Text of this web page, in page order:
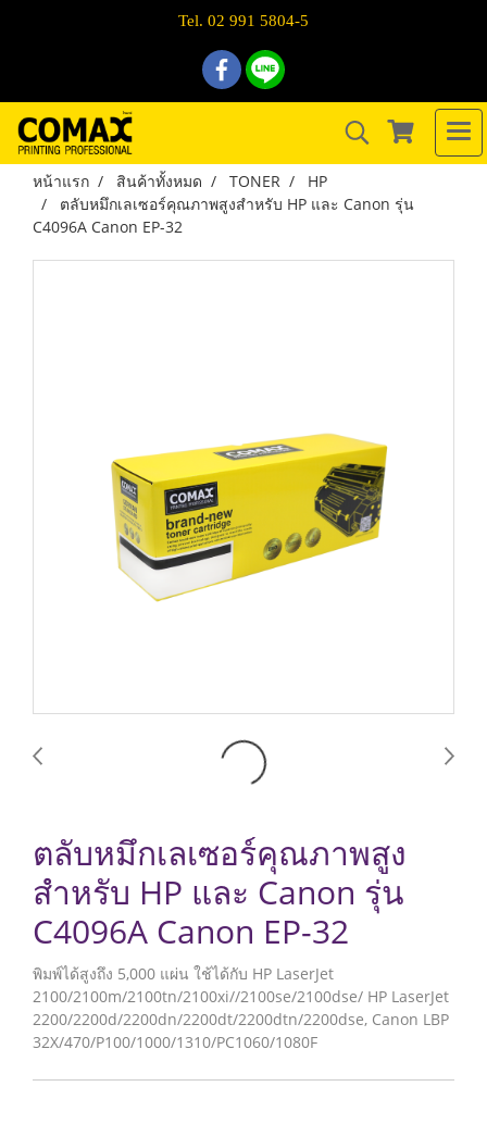
Tel. 02 991 5804-5
หน้าแรก สินค้าทั้งหมด TONER
HP
ตลับหมึกเลเซอร์คุณภาพสูงสำหรับ HP และ Canon รุ่น
C4096A Canon EP-32
ตลับหมึกเลเซอร์คุณภาพสูง
สำหรับ HP และ Canon รุ่น
C4096A Canon EP-32
พิมพ์ได้สูงถึง 5,000 แผ่น ใช้ได้กับ HP LaserJet
2100/2100m/2100tn/2100xi//2100se/2100dse/ HP LaserJet
2200/2200d/2200dn/2200dt/2200dtn/2200dse, Canon LBP
32X/470/P100/1000/1310/PC1060/1080F